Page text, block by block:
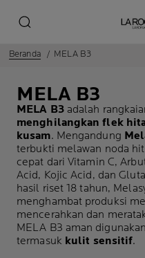
Beranda MELA B3
MELA B3
MELA B3adalah
menghilangkan flek
kusam. Mengandung
terbukti melawan noda
cepat dari Vitamin C,
Acid, Kojic Acid, dan
hasil riset 18 tahun,
menghambat produksi
mencerahkan dan
MELA B3 aman
termasuk kulit sensitif.